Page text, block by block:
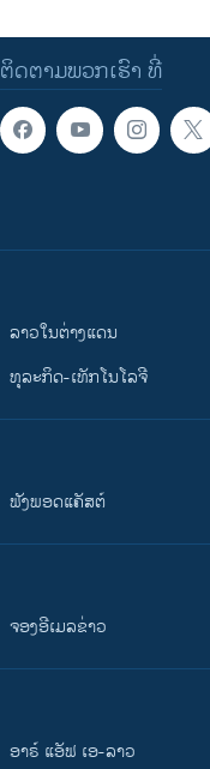
ຕິດຕາມພວກເຮົາ ທີ່
ລາວໃນຕ່າງແດນ
ທຸລະກິດ-ເທັກໂນໂລຈີ
ຟັງພອດແຄັສຕ໌
ຈອງອີເມລຂ່າວ
ອາຣ໌ ແອັຟ ເອ-ລາວ